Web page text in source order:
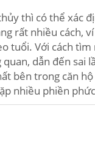
thì có thể xác
rất nhiều cách,
tuổi. Với cách
quan, dẫn đến sai
bên trong căn hộ
nhiều phiền